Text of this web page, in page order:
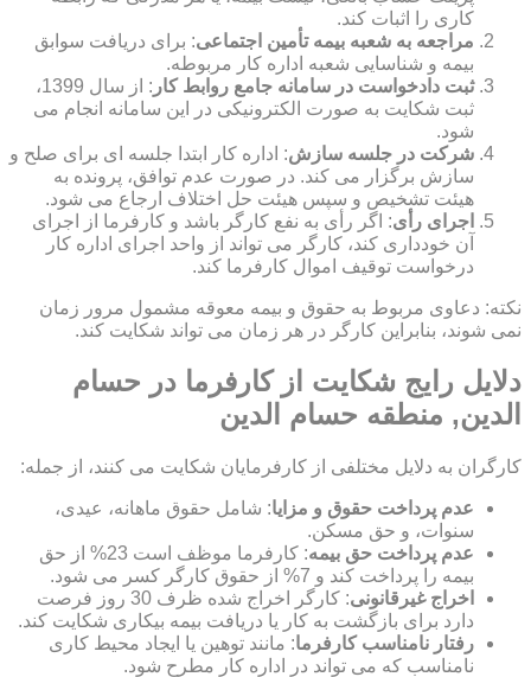
کاری را اثبات کند.
مراجعه به شعبه بیمه تأمین اجتماعی: برای دریافت سوابق
بیمه و شناسایی شعبه اداره کار مربوطه.
ثبت دادخواست در سامانه جامع روابط کار
: از سال 1399،
ثبت شکایت به صورت الکترونیکی در این سامانه انجام می
شود.
شرکت در جلسه سازش: اداره کار ابتدا جلسه ای برای صلح و
سازش برگزار می کند. در صورت عدم توافق، پرونده به
هیئت تشخیص و سپس هیئت حل اختلاف ارجاع می شود.
اجرای رأی: اگر رأی به نفع کارگر باشد و کارفرما از اجرای
آن خودداری کند، کارگر می تواند از واحد اجرای اداره کار
درخواست توقیف اموال کارفرما کند.
نکته: دعاوی مربوط به حقوق و بیمه معوقه مشمول مرور زمان
نمی شوند، بنابراین کارگر در هر زمان می تواند شکایت کند.
دلایل رایج شکایت از کارفرما در حسام
الدین, منطقه حسام الدین
کارگران به دلایل مختلفی از کارفرمایان شکایت می کنند، از جمله:
عدم پرداخت حقوق و مزایا: شامل حقوق ماهانه، عیدی،
سنوات، و حق مسکن.
عدم پرداخت حق بیمه
: کارفرما موظف است 23% از حق
بیمه را پرداخت کند و 7% از حقوق کارگر کسر می شود.
اخراج غیرقانونی
: کارگر اخراج شده ظرف 30 روز فرصت
دارد برای بازگشت به کار یا دریافت بیمه بیکاری شکایت کند.
رفتار نامناسب کارفرما: مانند توهین یا ایجاد محیط کاری
نامناسب که می تواند در اداره کار مطرح شود.